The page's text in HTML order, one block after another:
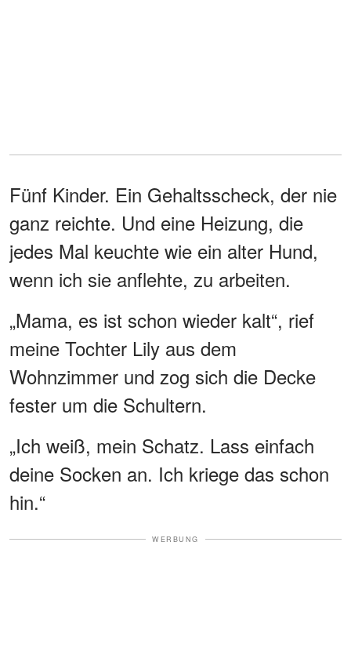
Fünf Kinder. Ein Gehaltsscheck, der nie
ganz reichte. Und eine Heizung, die
jedes Mal keuchte wie ein alter Hund,
wenn ich sie anflehte, zu arbeiten.
„Mama, es ist schon wieder kalt“, rief
meine Tochter Lily aus dem
Wohnzimmer und zog sich die Decke
fester um die Schultern.
„Ich weiß, mein Schatz. Lass einfach
deine Socken an. Ich kriege das schon
hin.“
WERBUNG